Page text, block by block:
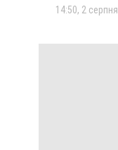
14:50, 2 серпня